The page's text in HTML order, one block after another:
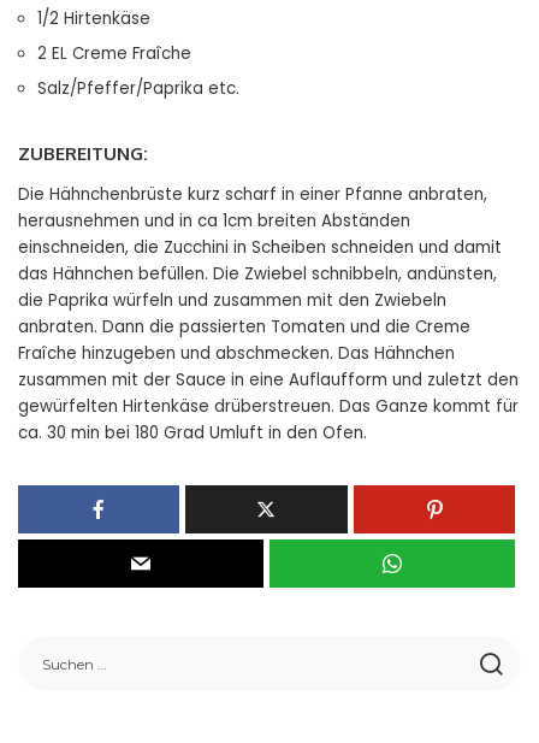
1/2 Hirtenkäse
2 EL Creme Fraîche
Salz/Pfeffer/Paprika etc.
ZUBEREITUNG:
Die Hähnchenbrüste kurz scharf in einer Pfanne anbraten,
herausnehmen und in ca 1cm breiten Abständen
einschneiden, die Zucchini in Scheiben schneiden und damit
das Hähnchen befüllen. Die Zwiebel schnibbeln, andünsten,
die Paprika würfeln und zusammen mit den Zwiebeln
anbraten. Dann die passierten Tomaten und die Creme
Fraîche hinzugeben und abschmecken. Das Hähnchen
zusammen mit der Sauce in eine Auflaufform und zuletzt den
gewürfelten Hirtenkäse drüberstreuen. Das Ganze kommt für
ca. 30 min bei 180 Grad Umluft in den Ofen.